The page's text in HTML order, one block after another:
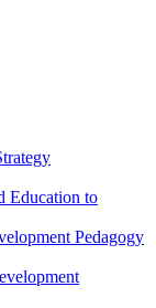
Education to
Pedagogy